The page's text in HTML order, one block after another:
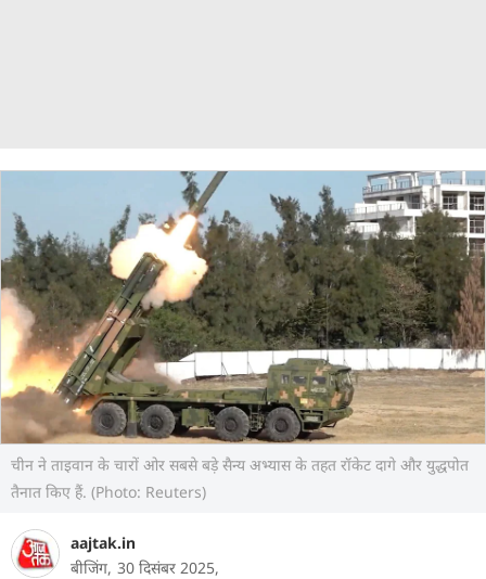
चीन ने ताइवान के चारों ओर सबसे बड़े सैन्य अभ्यास के तहत रॉकेट दागे और युद्धपोत
तैनात किए हैं. (Photo: Reuters)
aajtak.in
बीजिंग, 30 दिसंबर 2025,